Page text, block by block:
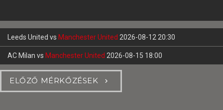
Leeds United vs Manchester United 2026-08-12 20:30
AC Milan vs Manchester United 2026-08-15 18:00
ELŐZŐ MÉRKŐZÉSEK